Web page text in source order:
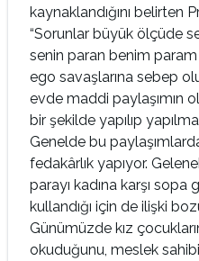
kaynaklandığını belirten
“Sorunlar büyük ölçüde
senin paran benim param
ego savaşlarına sebep
evde maddi paylaşımın
bir şekilde yapılıp
Genelde bu
fedakârlık yapıyor.
parayı kadına karşı sopa
kullandığı için de ilişki
Günümüzde kız
okuduğunu, meslek sahibi